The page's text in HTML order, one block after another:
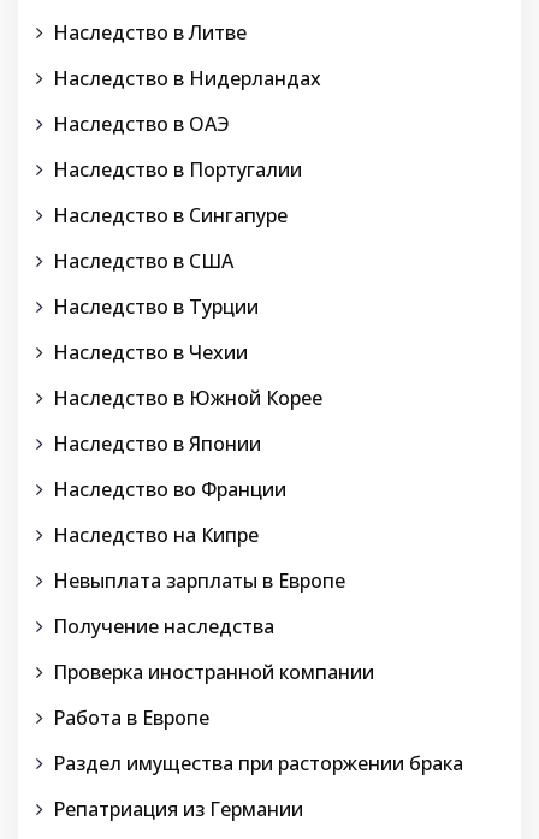
Наследство в Литве
Наследство в Нидерландах
Наследство в ОАЭ
Наследство в Португалии
Наследство в Сингапуре
Наследство в США
Наследство в Турции
Наследство в Чехии
Наследство в Южной Корее
Наследство в Японии
Наследство во Франции
Наследство на Кипре
Невыплата зарплаты в Европе
Получение наследства
Проверка иностранной компании
Работа в Европе
Раздел имущества при расторжении брака
Репатриация из Германии